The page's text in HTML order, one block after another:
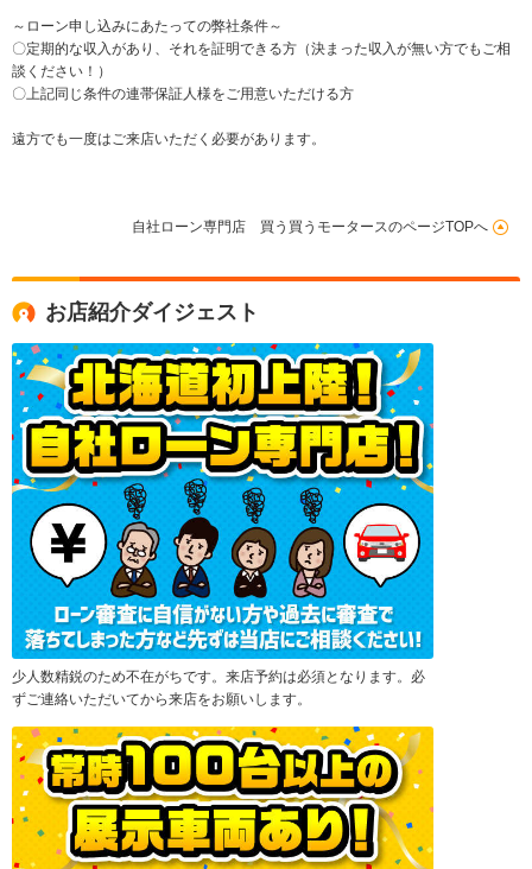
～ローン申し込みにあたっての弊社条件～
〇定期的な収入があり、それを証明できる方（決まった収入が無い方でもご相
談ください！）
〇上記同じ条件の連帯保証人様をご用意いただける方
遠方でも一度はご来店いただく必要があります。
自社ローン専門店 買う買うモータースのページTOPへ
お店紹介ダイジェスト
少人数精鋭のため不在がちです。来店予約は必須となります。必
ずご連絡いただいてから来店をお願いします。